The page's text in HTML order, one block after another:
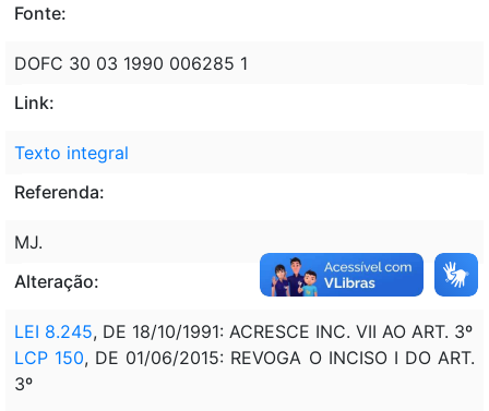
Fonte:
DOFC 30 03 1990 006285 1
Link:
Texto integral
Referenda:
MJ.
Alteração:
LEI 8.245, DE 18/10/1991: ACRESCE INC. VII AO ART. 3º
LCP 150, DE 01/06/2015: REVOGA O INCISO I DO ART.
3º